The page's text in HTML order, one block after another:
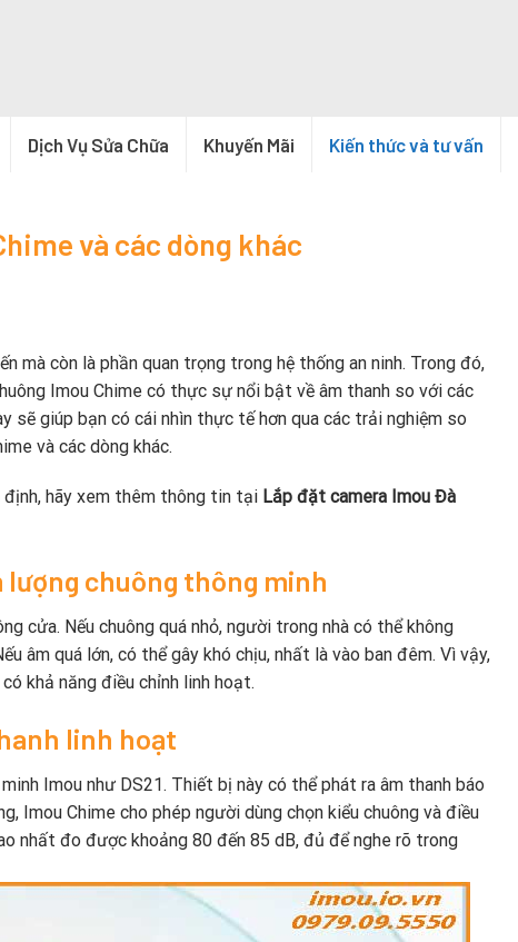
Dịch Vụ Sửa Chữa Khuyến Mãi Kiến thức và tư vấn
và các dòng khác
mà còn là phần quan trọng trong hệ thống an ninh. Trong đó,
Imou Chime có thực sự nổi bật về âm thanh so với các
sẽ giúp bạn có cái nhìn thực tế hơn qua các trải nghiệm so
và các dòng khác.
định, hãy xem thêm thông tin tại Lắp đặt camera Imou Đà
lượng chuông thông minh
cửa. Nếu chuông quá nhỏ, người trong nhà có thể không
âm quá lớn, có thể gây khó chịu, nhất là vào ban đêm. Vì vậy,
khả năng điều chỉnh linh hoạt.
linh hoạt
Imou như DS21. Thiết bị này có thể phát ra âm thanh báo
Imou Chime cho phép người dùng chọn kiểu chuông và điều
nhất đo được khoảng 80 đến 85 dB, đủ để nghe rõ trong